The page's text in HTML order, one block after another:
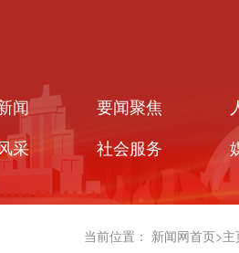
闻 要闻聚焦
采
社会服务
当前位置： 新闻网首页>